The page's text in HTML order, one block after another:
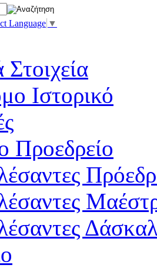
Language ▼
Στοιχεία
Ιστορικό
Προεδρείο